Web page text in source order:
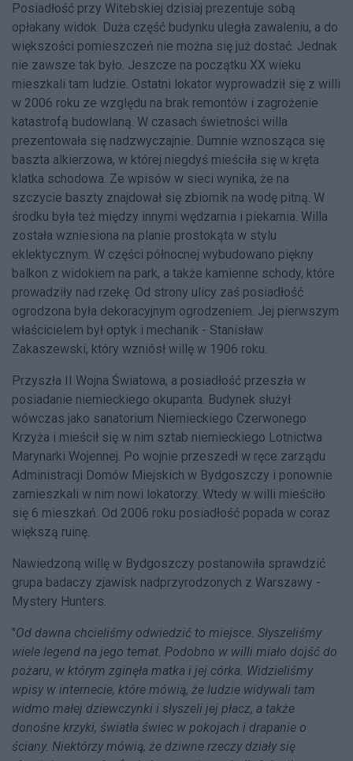
Posiadłość przy Witebskiej dzisiaj prezentuje sobą
opłakany widok. Duża część budynku uległa zawaleniu, a do
większości pomieszczeń nie można się już dostać. Jednak
nie zawsze tak było. Jeszcze na początku XX wieku
mieszkali tam ludzie. Ostatni lokator wyprowadził się z willi
w 2006 roku ze względu na brak remontów i zagrożenie
katastrofą budowlaną. W czasach świetności willa
prezentowała się nadzwyczajnie. Dumnie wznosząca się
baszta alkierzowa, w której niegdyś mieściła się w kręta
klatka schodowa. Ze wpisów w sieci wynika, że na
szczycie baszty znajdował się zbiornik na wodę pitną. W
środku była też między innymi wędzarnia i piekarnia. Willa
została wzniesiona na planie prostokąta w stylu
eklektycznym. W części północnej wybudowano piękny
balkon z widokiem na park, a także kamienne schody, które
prowadziły nad rzekę. Od strony ulicy zaś posiadłość
ogrodzona była dekoracyjnym ogrodzeniem. Jej pierwszym
właścicielem był optyk i mechanik - Stanisław
Zakaszewski, który wzniósł willę w 1906 roku.
Przyszła II Wojna Światowa, a posiadłość przeszła w
posiadanie niemieckiego okupanta. Budynek służył
wówczas jako sanatorium Niemieckiego Czerwonego
Krzyża i mieścił się w nim sztab niemieckiego Lotnictwa
Marynarki Wojennej. Po wojnie przeszedł w ręce zarządu
Administracji Domów Miejskich w Bydgoszczy i ponownie
zamieszkali w nim nowi lokatorzy. Wtedy w willi mieściło
się 6 mieszkań. Od 2006 roku posiadłość popada w coraz
większą ruinę.
Nawiedzoną willę w Bydgoszczy postanowiła sprawdzić
grupa badaczy zjawisk nadprzyrodzonych z Warszawy -
Mystery Hunters.
"Od dawna chcieliśmy odwiedzić to miejsce. Słyszeliśmy
wiele legend na jego temat. Podobno w willi miało dojść do
pożaru, w którym zginęła matka i jej córka. Widzieliśmy
wpisy w internecie, które mówią, że ludzie widywali tam
widmo małej dziewczynki i słyszeli jej płacz, a także
donośne krzyki, światła świec w pokojach i drapanie o
ściany. Niektórzy mówią, że dziwne rzeczy działy się